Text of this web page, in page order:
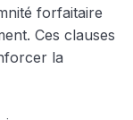
forfaitaire
Ces clauses
la